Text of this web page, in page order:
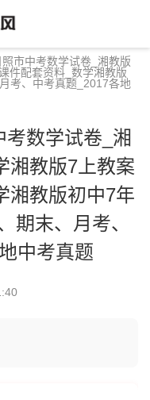
市中考数学试卷_湘教版
件配套资料_数学湘教版
考、中考真题_2017各地
数学试卷_湘
湘教版7上教案
湘教版初中7年
期末、月考、
中考真题